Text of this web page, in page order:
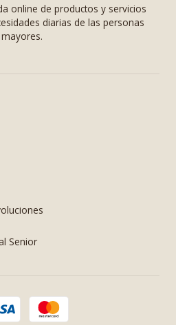
online de productos y servicios
diarias de las personas
mayores.
Senior